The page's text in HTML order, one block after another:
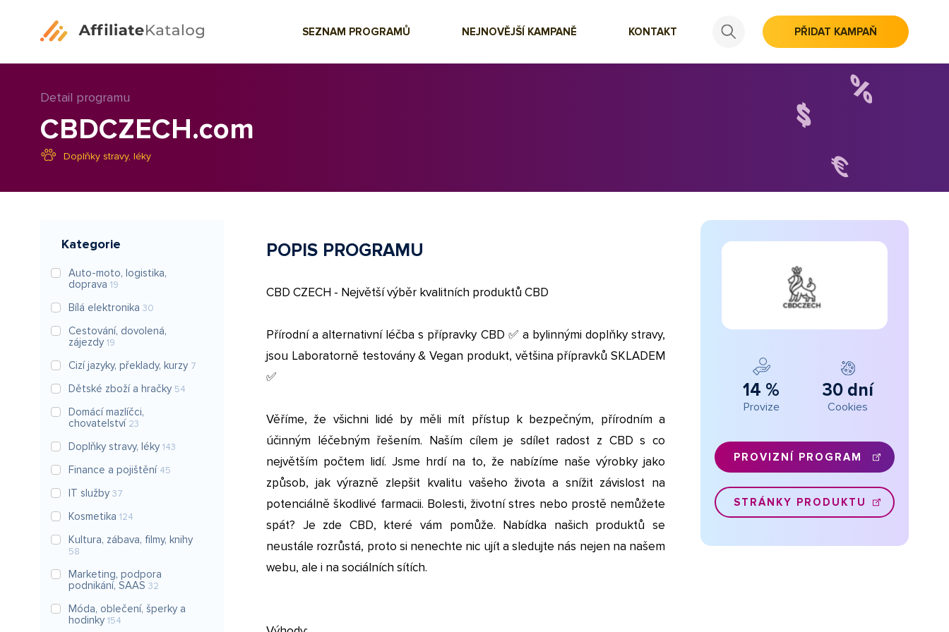
SEZNAM PROGRAMŮ NEJNOVĚJŠÍ KAMPANĚ KONTAKT PŘIDAT KAMPAŇ
Detail programu
CBDCZECH.com
Doplňky stravy, léky
Kategorie
Auto-moto, logistika,
doprava 19
Bílá elektronika 30
Cestování, dovolená,
zájezdy 19
Cizí jazyky, překlady, kurzy 7
Dětské zboží a hračky 54
Domácí mazlíčci,
chovatelství 23
Doplňky stravy, léky 143
Finance a pojištění 45
IT služby 37
Kosmetika 124
Kultura, zábava, filmy, knihy
58
Marketing, podpora
podnikání, SAAS 32
Móda, oblečení, šperky a
hodinky 154
POPIS PROGRAMU
CBD CZECH - Největší výběr kvalitních produktů CBD
Přírodní a alternativní léčba s přípravky CBD ✅ a bylinnými doplňky stravy,
jsou Laboratorně testovány & Vegan produkt, většina přípravků SKLADEM
✅
Věříme, že všichni lidé by měli mít přístup k bezpečným, přírodním a
účinným léčebným řešením. Naším cílem je sdílet radost z CBD s co
největším počtem lidí. Jsme hrdí na to, že nabízíme naše výrobky jako
způsob, jak výrazně zlepšit kvalitu vašeho života a snížit závislost na
potenciálně škodlivé farmacii. Bolesti, životní stres nebo prostě nemůžete
spát? Je zde CBD, které vám pomůže. Nabídka našich produktů se
neustále rozrůstá, proto si nenechte nic ujít a sledujte nás nejen na našem
webu, ale i na sociálních sítích.
14 %
Provize
30 dní
Cookies
PROVIZNÍ PROGRAM
STRÁNKY PRODUKTU